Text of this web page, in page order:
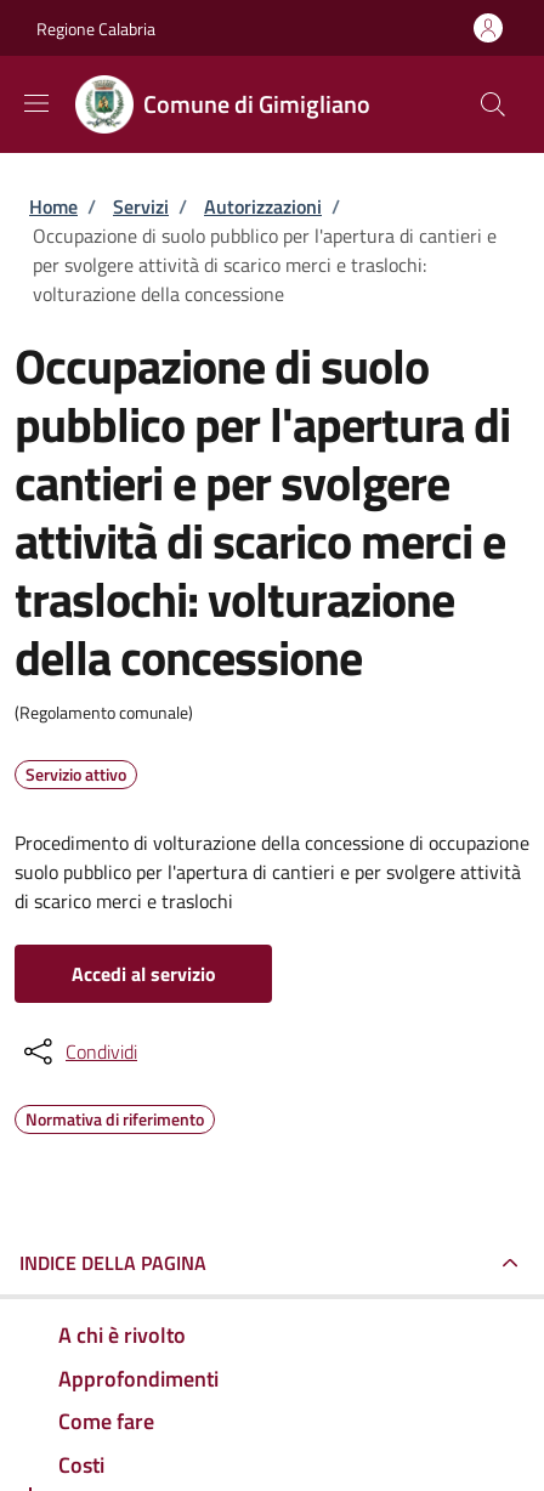
Regione Calabria
Comune di Gimigliano
Briciole di pane
Home / Servizi / Autorizzazioni /
Occupazione di suolo pubblico per l'apertura di cantieri e
per svolgere attività di scarico merci e traslochi:
volturazione della concessione
Occupazione di suolo
pubblico per l'apertura di
cantieri e per svolgere
attività di scarico merci e
traslochi: volturazione
della concessione
(Regolamento comunale)
Servizio attivo
Procedimento di volturazione della concessione di occupazione
suolo pubblico per l'apertura di cantieri e per svolgere attività
di scarico merci e traslochi
Accedi al servizio
Condividi
Normativa di riferimento
INDICE DELLA PAGINA
A chi è rivolto
Approfondimenti
Come fare
Costi